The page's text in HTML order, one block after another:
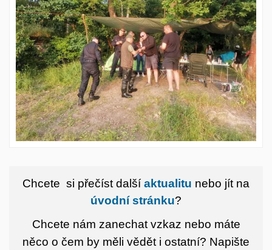
Chcete si přečíst další aktualitu nebo jít na
úvodní stránku?
Chcete nám zanechat vzkaz nebo máte
něco o čem by měli vědět i ostatní? Napište